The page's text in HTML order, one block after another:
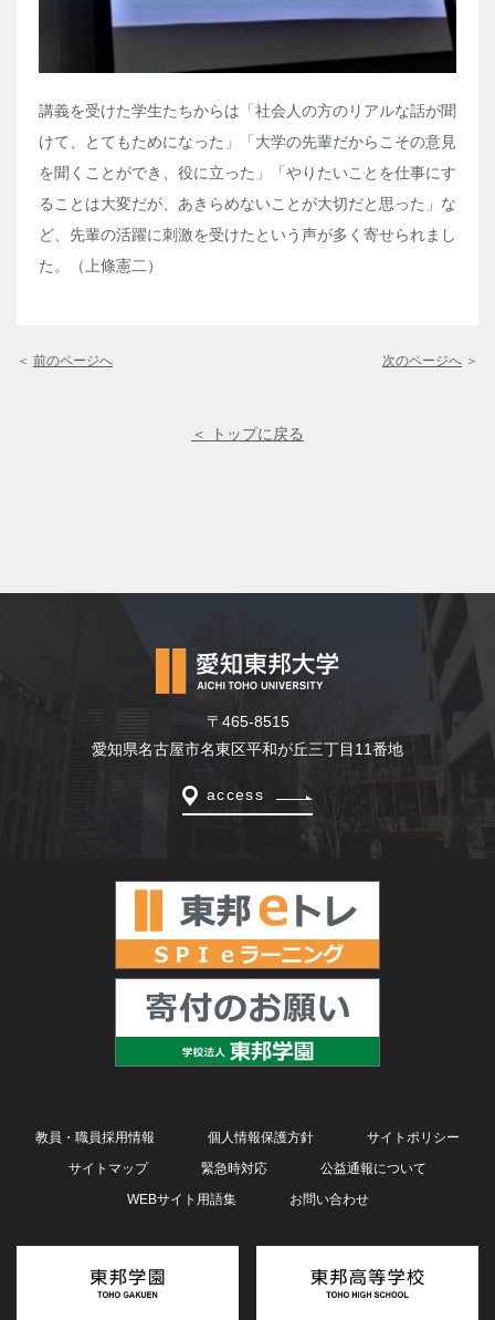
講義を受けた学生たちからは「社会人の方のリアルな話が聞
けて、とてもためになった」「大学の先輩だからこその意見
を聞くことができ、役に立った」「やりたいことを仕事にす
ることは大変だが、あきらめないことが大切だと思った」な
ど、先輩の活躍に刺激を受けたという声が多く寄せられまし
た。（上條憲二）
＜ 前のページへ 次のページへ ＞
＜ トップに戻る
〒465-8515
愛知県名古屋市名東区平和が丘三丁目11番地
access
教員・職員採用情報 個人情報保護方針
サイトポリシー
サイトマップ
緊急時対応
公益通報について
WEBサイト用語集
お問い合わせ